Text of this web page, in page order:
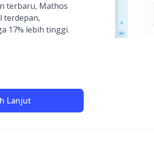
terbaru, Mathos
terdepan,
17% lebih tinggi.
Lanjut